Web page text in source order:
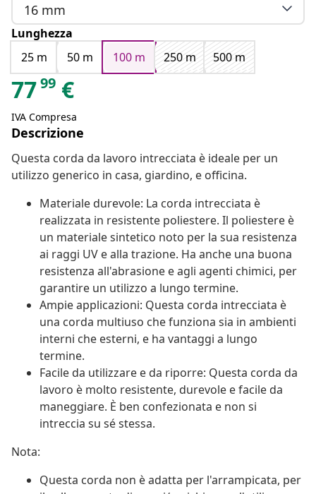
16 mm
Lunghezza
25 m
50 m 100 m 250 m 500 m
7799 €
IVA Compresa
Descrizione
Questa corda da lavoro intrecciata è ideale per un
utilizzo generico in casa, giardino, e officina.
Materiale durevole: La corda intrecciata è
realizzata in resistente poliestere. Il poliestere è
un materiale sintetico noto per la sua resistenza
ai raggi UV e alla trazione. Ha anche una buona
resistenza all'abrasione e agli agenti chimici, per
garantire un utilizzo a lungo termine.
Ampie applicazioni: Questa corda intrecciata è
una corda multiuso che funziona sia in ambienti
interni che esterni, e ha vantaggi a lungo
termine.
Facile da utilizzare e da riporre: Questa corda da
lavoro è molto resistente, durevole e facile da
maneggiare. È ben confezionata e non si
intreccia su sé stessa.
Nota:
Questa corda non è adatta per l'arrampicata, per